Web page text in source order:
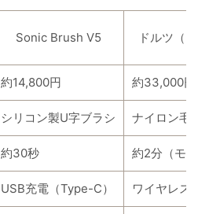
Sonic Brush V5 ドルツ（
約14,800円 約33,000円
シリコン製U字ブラシ ナイロン毛
約30秒 約2分（モ
USB充電（Type-C） ワイヤレス